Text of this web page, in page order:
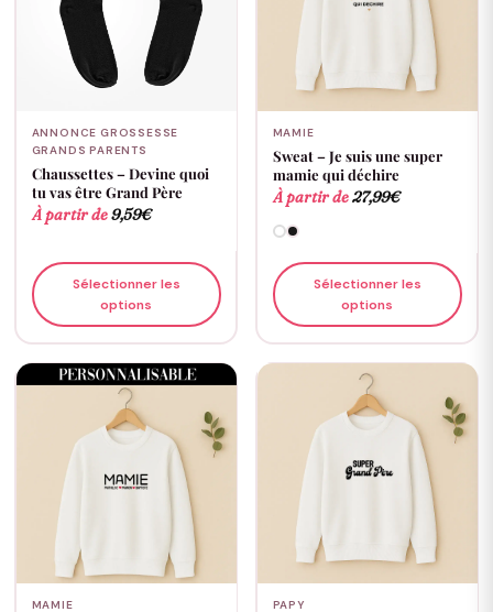
ANNONCE GROSSESSE
GRANDS PARENTS
Chaussettes – Devine quoi
tu vas être Grand Père
À partir de9,59€
Sélectionner les
options
MAMIE
Sweat – Je suis une super
mamie qui déchire
À partir de27,99€
Sélectionner les
options
MAMIE PAPY